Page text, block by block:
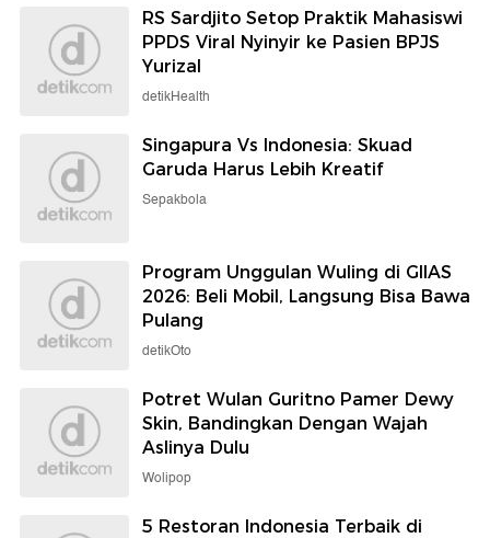
RS Sardjito Setop Praktik Mahasiswi
PPDS Viral Nyinyir ke Pasien BPJS
Yurizal
detikHealth
Singapura Vs Indonesia: Skuad
Garuda Harus Lebih Kreatif
Sepakbola
Program Unggulan Wuling di GIIAS
2026: Beli Mobil, Langsung Bisa Bawa
Pulang
detikOto
Potret Wulan Guritno Pamer Dewy
Skin, Bandingkan Dengan Wajah
Aslinya Dulu
Wolipop
5 Restoran Indonesia Terbaik di